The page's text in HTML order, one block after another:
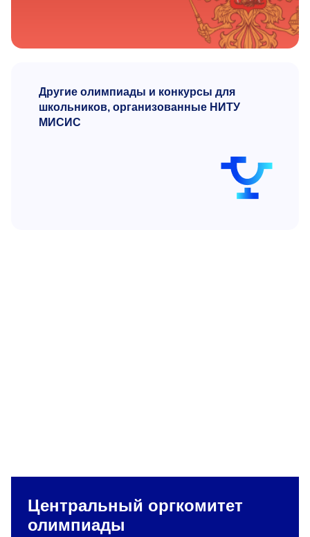
Другие олимпиады и конкурсы для
школьников, организованные НИТУ
МИСИС
Центральный оргкомитет
олимпиады